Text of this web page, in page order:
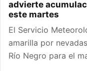
advierte
este martes
El Servicio
amarilla por
Río Negro para el